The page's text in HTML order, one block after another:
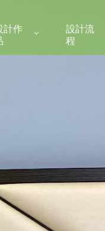
計作
設計流
程